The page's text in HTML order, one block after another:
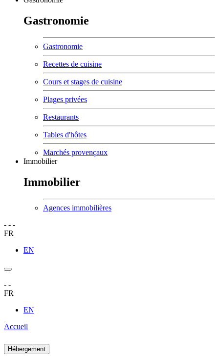
Gastronomie
Gastronomie
Recettes de cuisine
Cours et stages de cuisine
Plages privées
Restaurants
Tables d'hôtes
Marchés provençaux
Immobilier
Immobilier
Agences immobilières
- - -
FR
EN
- -
FR
EN
Accueil
Hébergement